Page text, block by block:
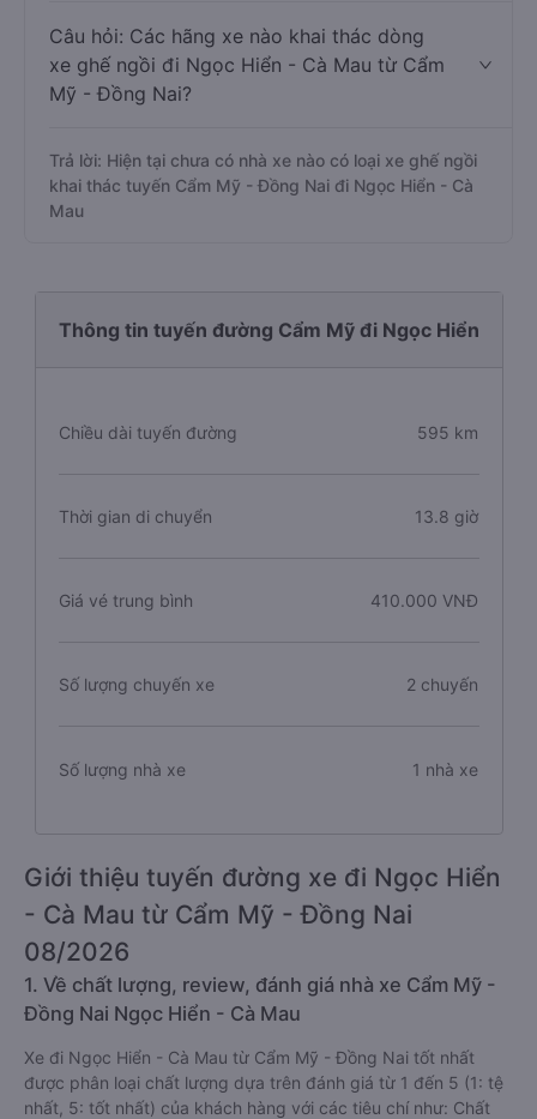
Câu hỏi: Các hãng xe nào khai thác dòng
xe ghế ngồi đi Ngọc Hiển - Cà Mau từ Cẩm
Mỹ - Đồng Nai?
Trả lời: Hiện tại chưa có nhà xe nào có loại xe ghế ngồi
khai thác tuyến Cẩm Mỹ - Đồng Nai đi Ngọc Hiển - Cà
Mau
Thông tin tuyến đường Cẩm Mỹ đi Ngọc Hiển
Chiều dài tuyến đường 595 km
Thời gian di chuyển 13.8 giờ
Giá vé trung bình 410.000 VNĐ
Số lượng chuyến xe 2 chuyến
Số lượng nhà xe 1 nhà xe
Giới thiệu tuyến đường xe đi Ngọc Hiển
- Cà Mau từ Cẩm Mỹ - Đồng Nai
08/2026
1. Về chất lượng, review, đánh giá nhà xe Cẩm Mỹ -
Đồng Nai Ngọc Hiển - Cà Mau
Xe đi Ngọc Hiển - Cà Mau từ Cẩm Mỹ - Đồng Nai tốt nhất
được phân loại chất lượng dựa trên đánh giá từ 1 đến 5 (1: tệ
nhất, 5: tốt nhất) của khách hàng với các tiêu chí như: Chất